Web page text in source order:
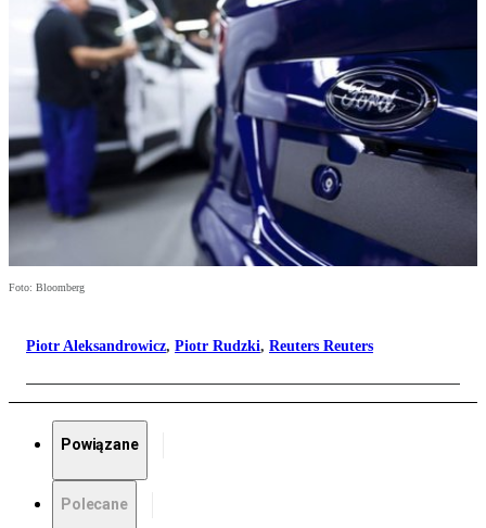
Foto: Bloomberg
Piotr Aleksandrowicz, Piotr Rudzki, Reuters Reuters
Powiązane
Polecane